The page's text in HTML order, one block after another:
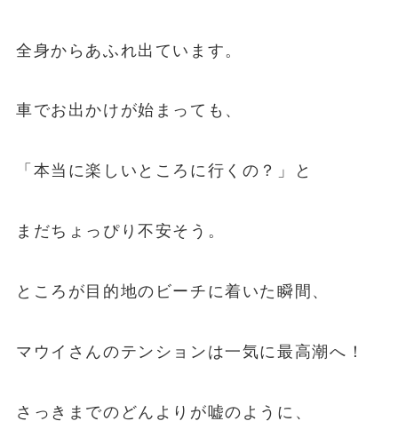
全身からあふれ出ています。
車でお出かけが始まっても、
「本当に楽しいところに行くの？」と
まだちょっぴり不安そう。
ところが目的地のビーチに着いた瞬間、
マウイさんのテンションは一気に最高潮へ！
さっきまでのどんよりが嘘のように、